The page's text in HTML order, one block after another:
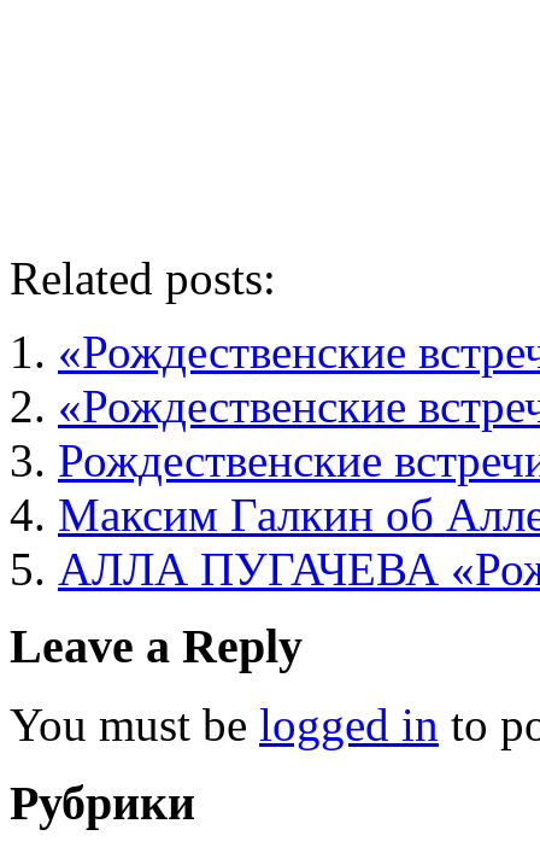
Related posts:
«Рождественские
«Рождественские
Рождественские
Максим Галкин об
АЛЛА ПУГАЧЕВА
Leave a Reply
You must be logged in to
Рубрики